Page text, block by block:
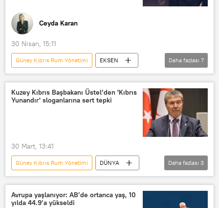
Ceyda Karan
30 Nisan, 15:11
Güney Kıbrıs Rum Yönetimi
EKSEN
Radyo Sputnik
Radyo
RADYO
Yankı Bağcıoğlu
İsrail
Güney Kıbrıs
Daha fazlası 7
Kuzey Kıbrıs Başbakanı Üstel’den 'Kıbrıs
Yunandır' sloganlarına sert tepki
30 Mart, 13:41
Güney Kıbrıs Rum Yönetimi
DÜNYA
Ünal Üstel
KKTC Kıbrıs
Daha fazlası 3
Avrupa yaşlanıyor: AB’de ortanca yaş, 10
yılda 44.9’a yükseldi